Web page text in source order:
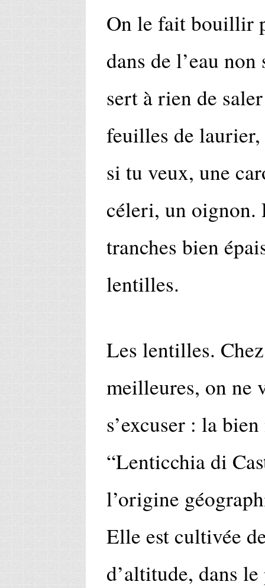
On le fait bouillir
dans de l’eau
sert à rien de
feuilles de
si tu veux, une
céleri, un oignon.
tranches bien
lentilles.
Les lentilles.
meilleures, on ne
s’excuser : la
“Lenticchia di
l’origine
Elle est cultivée
d’altitude, dans